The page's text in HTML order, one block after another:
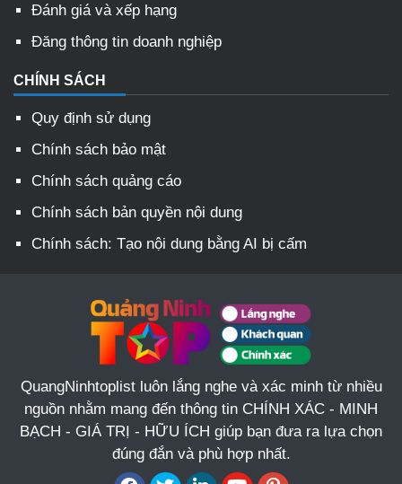
Đánh giá và xếp hạng
Đăng thông tin doanh nghiệp
CHÍNH SÁCH
Quy định sử dụng
Chính sách bảo mật
Chính sách quảng cáo
Chính sách bản quyền nội dung
Chính sách: Tạo nội dung bằng AI bị cấm
QuangNinhtoplist luôn lắng nghe và xác minh từ nhiều
nguồn nhằm mang đến thông tin CHÍNH XÁC - MINH
BẠCH - GIÁ TRỊ - HỮU ÍCH giúp bạn đưa ra lựa chọn
đúng đắn và phù hợp nhất.